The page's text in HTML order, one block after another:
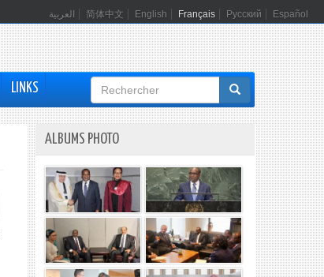
العربية 简体中文 English Français Русский Español
LINKS
Formulaire
de
recherche
ALBUMS PHOTO